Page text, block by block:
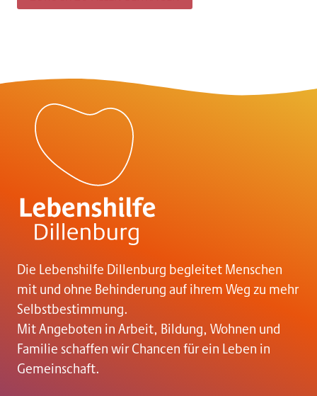
s
n
v
g
a
t
Die Lebenshilfe Dillenburg begleitet Menschen
mit und ohne Behinderung auf ihrem Weg zu mehr
Selbstbestimmung.
Mit Angeboten in Arbeit, Bildung, Wohnen und
Familie schaffen wir Chancen für ein Leben in
Gemeinschaft.